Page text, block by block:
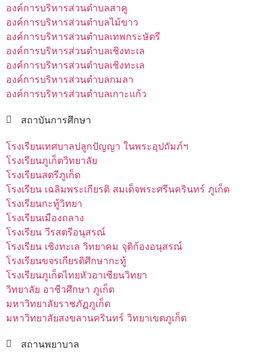
องค์การบริหารส่วนตำบลสาคู
องค์การบริหารส่วนตำบลไม้ขาว
องค์การบริหารส่วนตำบลเทพกระษัตรี
องค์การบริหารส่วนตำบลเชิงทะเล
องค์การบริหารส่วนตำบลเชิงทะเล
องค์การบริหารส่วนตำบลกมลา
องค์การบริหารส่วนตำบลเกาะแก้ว
สถาบันการศึกษา
โรงเรียนเทศบาลปลูกปัญญา ในพระอุปถัมภ์ฯ
โรงเรียนภูเก็ตวิทยาลัย
โรงเรียนสตรีภูเก็ต
โรงเรียน เฉลิมพระเกียรติ สมเด็จพระศรีนครินทร์ ภูเก็ต
โรงเรียนกะทู้วิทยา
โรงเรียนเมืองถลาง
โรงเรียน วีรสตรีอนุสรณ์
โรงเรียน เชิงทะเล วิทยาคม จุติก้องอนุสรณ์
โรงเรียนขจรเกียรติศึกษากะทู้
โรงเรียนภูเก็ตไทยหัวอาเซียนวิทยา
วิทยาลัย อาชีวศึกษา ภูเก็ต
มหาวิทยาลัยราชภัฏภูเก็ต
มหาวิทยาลัยสงขลานครินทร์ วิทยาเขตภูเก็ต
สถานพยาบาล